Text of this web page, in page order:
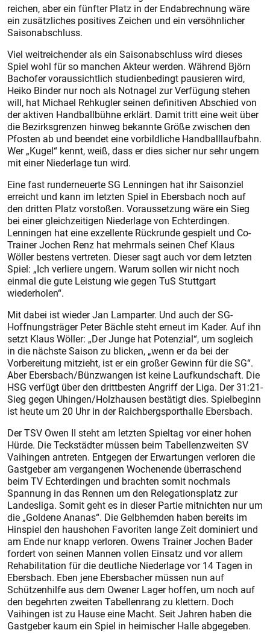
reichen, aber ein fünfter Platz in der Endabrechnung wäre
ein zusätzli­ches positives Zeichen und ein versöhnlicher
Saisonabschluss.
Viel weitreichender als ein Saisonabschluss wird dieses
Spiel wohl für so manchen Akteur werden. Während Björn
Bachofer voraussichtlich studienbedingt pausieren wird,
Heiko Binder nur noch als Notnagel zur Verfügung stehen
will, hat Michael Reh­kugler seinen definitiven Abschied von
der aktiven Handballbühne erklärt. Damit tritt eine weit über
die Bezirksgrenzen hinweg bekannte Größe zwischen den
Pfosten ab und beendet eine vorbildliche Handballlaufbahn.
Wer „Kugel“ kennt, weiß, dass er dies sicher nur sehr ungern
mit einer Niederlage tun wird.
Eine fast runderneuerte SG Lenningen hat ihr Saisonziel
erreicht und kann im letzten Spiel in Ebersbach noch auf
den dritten Platz vorstoßen. Voraussetzung wäre ein Sieg
bei einer gleichzeitigen Niederlage von Echterdingen.
Lenningen hat eine exzellente Rückrunde gespielt und Co-
Trainer Jochen Renz hat mehrmals seinen Chef Klaus
Wöller bestens vertreten. Dieser sagt auch vor dem letzten
Spiel: „Ich verliere ungern. Warum sollen wir nicht noch
einmal die gute Leistung wie gegen TuS Stuttgart
wiederholen“.
Mit dabei ist wieder Jan Lamparter. Und auch der SG-
Hoffnungsträger Peter Bächle steht erneut im Kader. Auf ihn
setzt Klaus Wöller: „Der Junge hat Potenzial“, um sogleich
in die nächste Saison zu blicken, „wenn er da bei der
Vorbereitung mitzieht, ist er ein großer Gewinn für die SG“.
Aber Ebersbach/Bünzwangen ist keine Laufkundschaft. Die
HSG verfügt über den drittbesten Angriff der Liga. Der 31:21-
Sieg gegen Uhingen/Holzhausen bestätigt dies. Spielbeginn
ist heute um 20 Uhr in der Raichbergsporthalle Ebersbach.
Der TSV Owen II steht am letzten Spieltag vor einer hohen
Hürde. Die Teckstädter müssen beim Tabellenzweiten SV
Vaihingen antreten. Entgegen der Erwartungen verloren die
Gastgeber am vergangenen Wochenende überraschend
beim TV Echterdingen und brachten somit nochmals
Spannung in das Rennen um den Relegationsplatz zur
Landesliga. Somit geht es in dieser Partie mitnichten nur um
die „Goldene Ananas“. Die Gelbhemden haben bereits im
Hinspiel den haushohen Favoriten lange Zeit dominiert und
am Ende nur knapp verloren. Owens Trainer Jochen Bader
fordert von seinen Mannen vollen Einsatz und vor allem
Rehabilitation für die deutliche Niederlage vor 14 Tagen in
Ebersbach. Eben jene Ebersbacher müssen nun auf
Schützenhilfe aus dem Owener Lager hoffen, um noch auf
den begehrten zweiten Tabellenrang zu klettern. Doch
Vaihingen ist zu Hause eine Macht. Seit Jahren haben die
Gastgeber kaum ein Spiel in heimi­scher Halle abgegeben.